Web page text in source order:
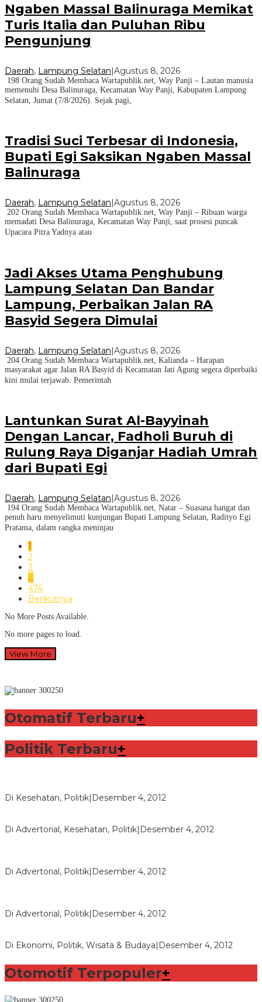
Ngaben Massal Balinuraga Memikat
Turis Italia dan Puluhan Ribu
Pengunjung
Daerah, Lampung Selatan|Agustus 8, 2026
198 Orang Sudah Membaca Wartapublik.net, Way Panji – Lautan manusia
memenuhi Desa Balinuraga, Kecamatan Way Panji, Kabupaten Lampung
Selatan, Jumat (7/8/2026). Sejak pagi,
Tradisi Suci Terbesar di Indonesia,
Bupati Egi Saksikan Ngaben Massal
Balinuraga
Daerah, Lampung Selatan Agustus 8, 2026
202 Orang Sudah Membaca Wartapublik.net, Way Panji – Ribuan warga
memadati Desa Balinuraga, Kecamatan Way Panji, saat prosesi puncak
Upacara Pitra Yadnya atau
Jadi Akses Utama Penghubung
Lampung Selatan Dan Bandar
Lampung, Perbaikan Jalan RA
Basyid Segera Dimulai
Daerah, Lampung Selatan|Agustus 8, 2026
204 Orang Sudah Membaca Wartapublik.net, Kalianda – Harapan
masyarakat agar Jalan RA Basyid di Kecamatan Jati Agung segera diperbaiki
kini mulai terjawab. Pemerintah
Lantunkan Surat Al-Bayyinah
Dengan Lancar, Fadholi Buruh di
Rulung Raya Diganjar Hadiah Umrah
dari Bupati Egi
Daerah, Lampung Selatan Agustus 8, 2026
194 Orang Sudah Membaca Wartapublik.net, Natar – Suasana hangat dan
penuh haru menyelimuti kunjungan Bupati Lampung Selatan, Radityo Egi
Pratama, dalam rangka meninjau
1
2
3
…
474
Berikutnya
No More Posts Available.
No more pages to load.
View More
Otomatif Terbaru+
Politik Terbaru+
Di Kesehatan, Politik Desember 4, 2012
Di Advertorial, Kesehatan, Politik Desember 4, 2012
Di Advertorial, Politik Desember 4, 2012
Di Advertorial, Politik Desember 4, 2012
Di Ekonomi, Politik, Wisata & Budaya Desember 4, 2012
Otomotif Terpopuler+